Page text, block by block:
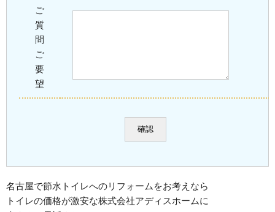
ご
質
問
ご
要
望
名古屋で節水トイレへのリフォームをお考えなら
トイレの価格が激安な株式会社アディスホームに